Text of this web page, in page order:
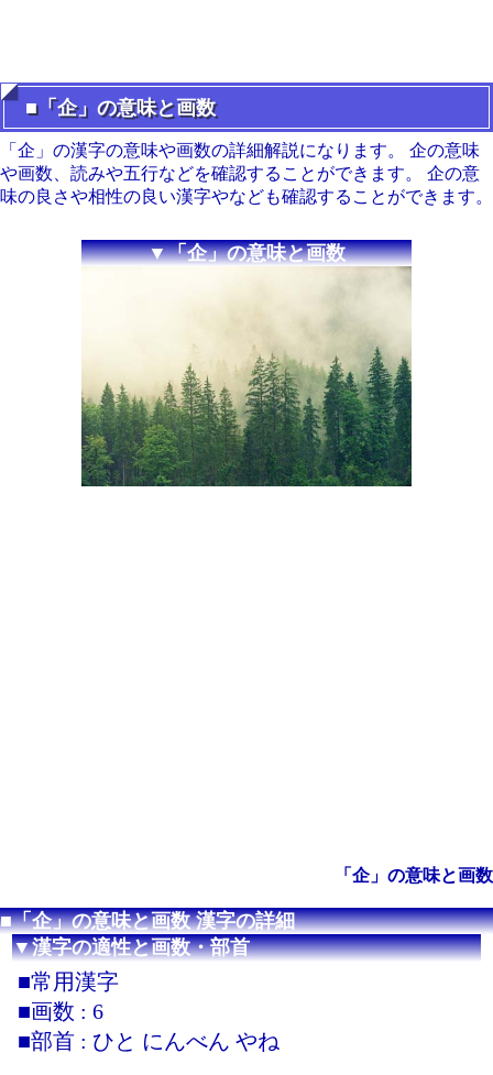
■「企」の意味と画数
「企」の漢字の意味や画数の詳細解説になります。 企の意味
や画数、読みや五行などを確認することができます。 企の意
味の良さや相性の良い漢字やなども確認することができます。
▼「企」の意味と画数
「企」の意味と画数
■「企」の意味と画数 漢字の詳細
▼漢字の適性と画数・部首
■常用漢字
■画数 : 6
■部首 : ひと にんべん やね